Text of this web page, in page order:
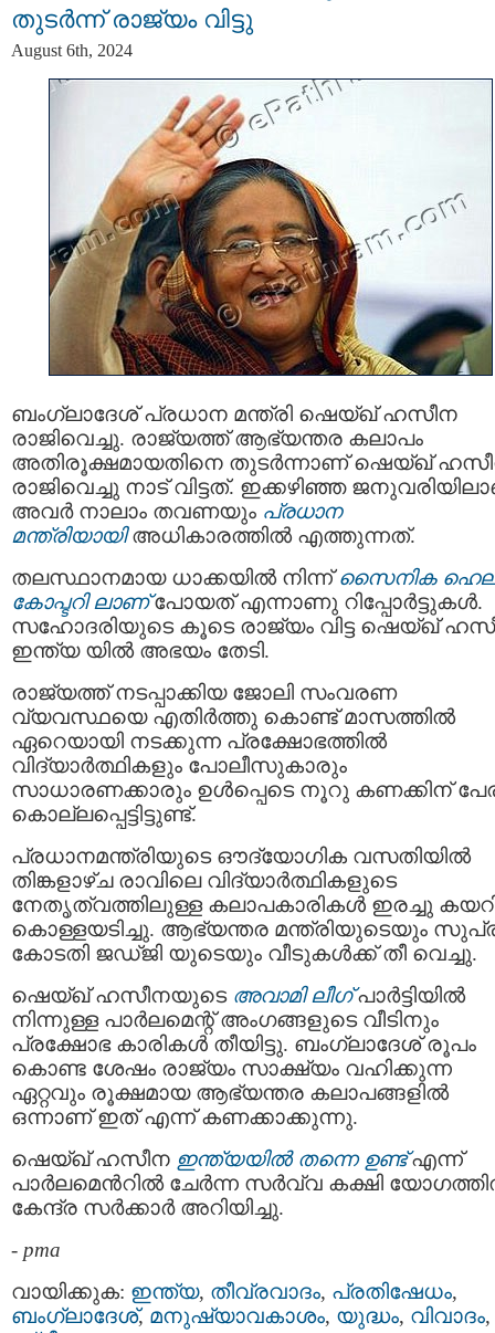
തുടർന്ന് രാജ്യം വിട്ടു
August 6th, 2024
ബംഗ്ലാദേശ് പ്രധാന മന്ത്രി ഷെയ്ഖ്‌ ഹസീന
രാജിവെച്ചു. രാജ്യത്ത് ആഭ്യന്തര കലാപം
അതിരൂക്ഷമായതിനെ തുടർന്നാണ് ഷെയ്ഖ്‌
രാജിവെച്ചു നാട് വിട്ടത്. ഇക്കഴിഞ്ഞ
അവർ നാലാം തവണയും പ്രധാന
മന്ത്രിയായിഅധികാരത്തിൽ എത്തുന്നത്.
തലസ്ഥാനമായ ധാക്കയില്‍ നിന്ന്സൈനിക
കോപ്ടറി ലാണ്പോയത് എന്നാണു റിപ്പോർട്ടുകൾ.
സഹോദരിയുടെ കൂടെ രാജ്യം വിട്ട ഷെയ്ഖ്
ഇന്ത്യ യില്‍ അഭയം തേടി.
രാജ്യത്ത് നടപ്പാക്കിയ ജോലി സംവരണ
വ്യവസ്ഥയെ എതിർത്തു കൊണ്ട് മാസത്തിൽ
ഏറെയായി നടക്കുന്ന പ്രക്ഷോഭത്തിൽ
വിദ്യാർത്ഥികളും പോലീസുകാരും
സാധാരണക്കാരും ഉള്‍പ്പെടെ നൂറു കണക്കിന്
കൊല്ലപ്പെട്ടിട്ടുണ്ട്.
പ്രധാനമന്ത്രിയുടെ ഔദ്യോഗിക വസതിയില്‍
തിങ്കളാഴ്ച രാവിലെ വിദ്യാര്‍ത്ഥികളുടെ
നേതൃത്വത്തിലുള്ള കലാപകാരികള്‍ ഇരച്ചു
കൊള്ളയടിച്ചു. ആഭ്യന്തര മന്ത്രിയുടെയും
കോടതി ജഡ്ജി യുടെയും വീടുകൾക്ക് തീ വെച്ചു.
ഷെയ്ഖ് ഹസീനയുടെ അവാമി ലീഗ് പാര്‍ട്ടിയില്‍
നിന്നുള്ള പാര്‍ലമെന്റ് അംഗങ്ങളുടെ വീടിനും
പ്രക്ഷോഭ കാരികൾ തീയിട്ടു. ബംഗ്ലാദേശ് രൂപം
കൊണ്ട ശേഷം രാജ്യം സാക്ഷ്യം വഹിക്കുന്ന
ഏറ്റവും രൂക്ഷമായ ആഭ്യന്തര കലാപങ്ങളിൽ
ഒന്നാണ് ഇത് എന്ന് കണക്കാക്കുന്നു.
ഷെയ്ഖ് ഹസീന ഇന്ത്യയില്‍ തന്നെ ഉണ്ട് എന്ന്
പാര്‍ലമെന്‍റില്‍ ചേർന്ന സര്‍വ്വ കക്ഷി
കേന്ദ്ര സർക്കാർ അറിയിച്ചു.
- pma
വായിക്കുക: ഇന്ത്യ, തീവ്രവാദം, പ്രതിഷേധം,
ബംഗ്ലാദേശ്, മനുഷ്യാവകാശം, യുദ്ധം, വിവാദം,